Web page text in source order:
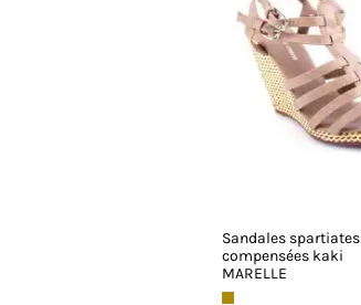
Sandales spartiates
compensées kaki
MARELLE